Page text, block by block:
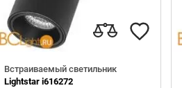
Встраиваемый светильник
Lightstar i616272